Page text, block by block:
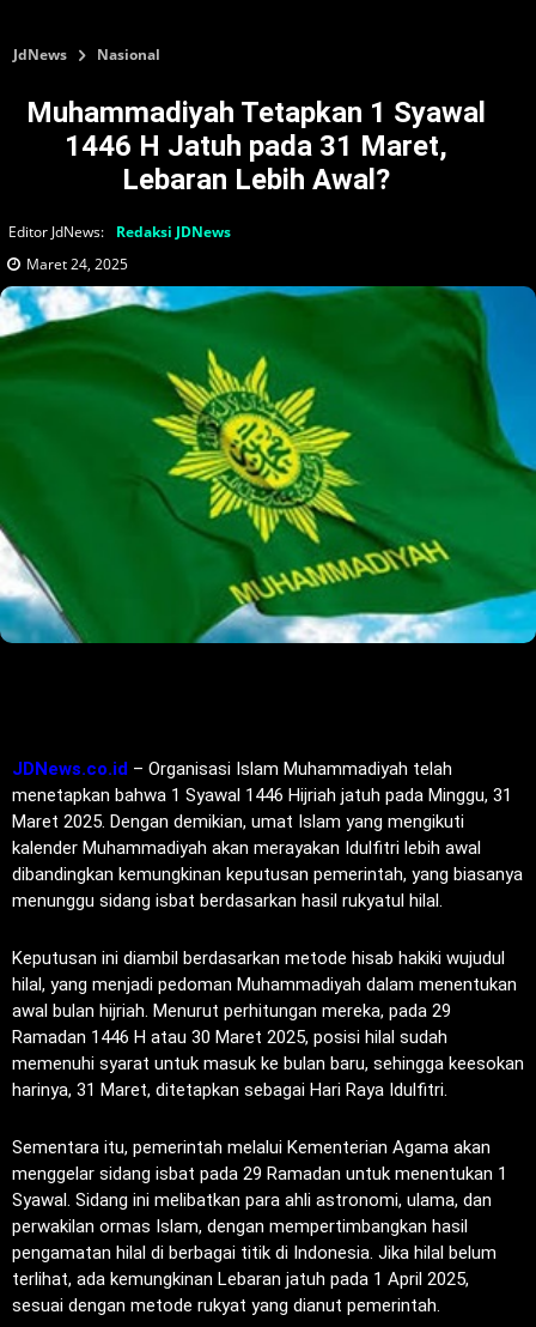
JdNews Nasional
Muhammadiyah Tetapkan 1 Syawal
1446 H Jatuh pada 31 Maret,
Lebaran Lebih Awal?
Editor JdNews:
Redaksi JDNews
Maret 24, 2025
JDNews.co.id – Organisasi Islam Muhammadiyah telah
menetapkan bahwa 1 Syawal 1446 Hijriah jatuh pada Minggu, 31
Maret 2025. Dengan demikian, umat Islam yang mengikuti
kalender Muhammadiyah akan merayakan Idulfitri lebih awal
dibandingkan kemungkinan keputusan pemerintah, yang biasanya
menunggu sidang isbat berdasarkan hasil rukyatul hilal.
Keputusan ini diambil berdasarkan metode hisab hakiki wujudul
hilal, yang menjadi pedoman Muhammadiyah dalam menentukan
awal bulan hijriah. Menurut perhitungan mereka, pada 29
Ramadan 1446 H atau 30 Maret 2025, posisi hilal sudah
memenuhi syarat untuk masuk ke bulan baru, sehingga keesokan
harinya, 31 Maret, ditetapkan sebagai Hari Raya Idulfitri.
Sementara itu, pemerintah melalui Kementerian Agama akan
menggelar sidang isbat pada 29 Ramadan untuk menentukan 1
Syawal. Sidang ini melibatkan para ahli astronomi, ulama, dan
perwakilan ormas Islam, dengan mempertimbangkan hasil
pengamatan hilal di berbagai titik di Indonesia. Jika hilal belum
terlihat, ada kemungkinan Lebaran jatuh pada 1 April 2025,
sesuai dengan metode rukyat yang dianut pemerintah.